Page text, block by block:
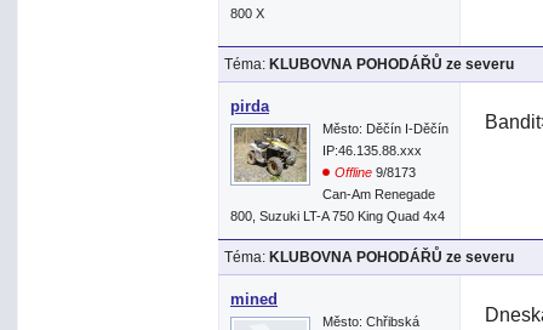
800 X
Téma: KLUBOVNA POHODÁŘŮ ze severu
pirda
Město: Děčín I-Děčín
IP:46.135.88.xxx
Offline 9/8173
Can-Am Renegade
800, Suzuki LT-A 750 King Quad 4x4
Téma: KLUBOVNA POHODÁŘŮ ze severu
mined
Město: Chřibská